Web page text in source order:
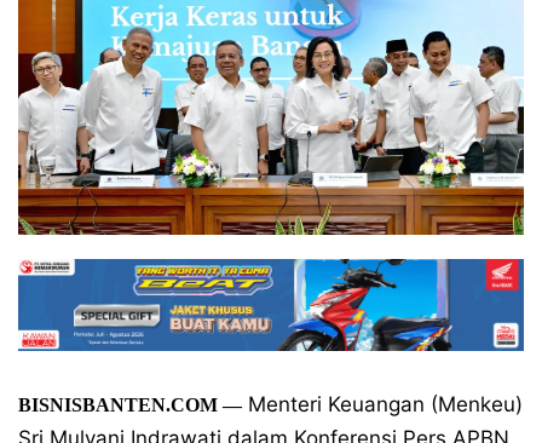
BISNISBANTEN.COM—Menteri Keuangan (Menkeu)
Sri Mulyani Indrawati dalam Konferensi Pers APBN